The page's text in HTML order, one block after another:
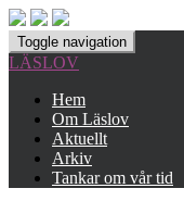
Toggle navigation
LÄSLOV
Hem
Om Läslov
Aktuellt
Arkiv
Tankar om vår tid